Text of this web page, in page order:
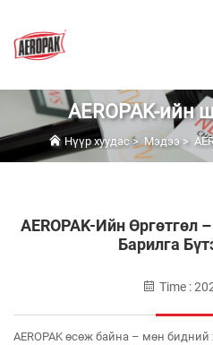
AEROPAK-ийн
Нүүр хуудас>Мэдээ>
AEROPAK-Ийн Өргөтгөл
Барилга
Time :
AEROPAK өсөж байна – мөн бидний